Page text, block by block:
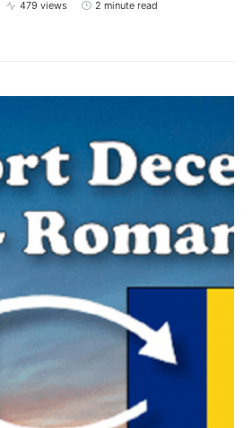
479 views 2 minute read